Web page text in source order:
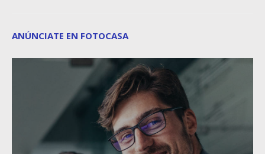
ANÚNCIATE EN FOTOCASA